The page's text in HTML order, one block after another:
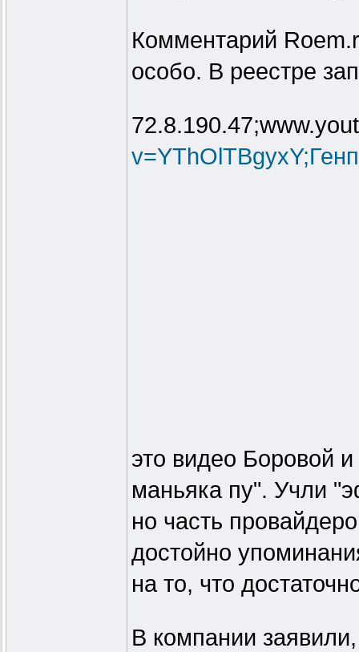
Комментарий
особо. В реестре
это видео Боровой
маньяка пу". Учли
но часть
достойно
на то, что
В компании